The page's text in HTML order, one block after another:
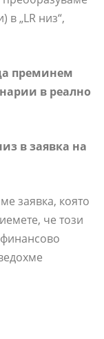
в „LR низ“,
преминем
в реално
в заявка на
заявка, която
че този